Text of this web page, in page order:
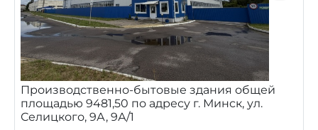
Производственно-бытовые здания общей
площадью 9481,50 по адресу г. Минск, ул.
Селицкого, 9А, 9А/1